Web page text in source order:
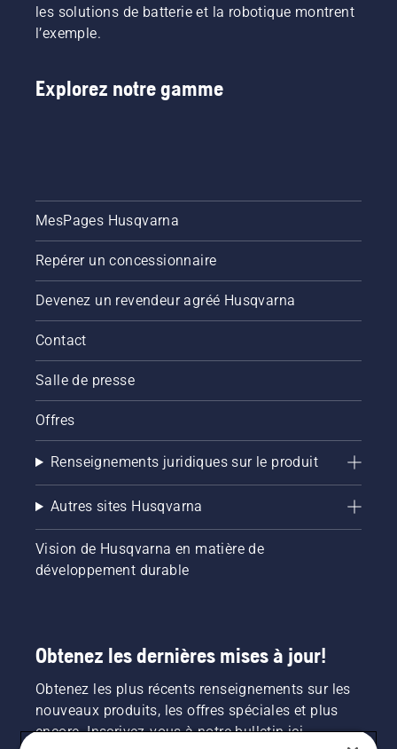
les solutions de batterie et la robotique montrent
l’exemple.
Explorez notre gamme
MesPages Husqvarna
Repérer un concessionnaire
Devenez un revendeur agréé Husqvarna
Contact
Salle de presse
Offres
Renseignements juridiques sur le produit
Autres sites Husqvarna
Vision de Husqvarna en matière de
développement durable
Obtenez les dernières mises à jour!
Obtenez les plus récents renseignements sur les
nouveaux produits, les offres spéciales et plus
encore. Inscrivez-vous à notre bulletin ici.